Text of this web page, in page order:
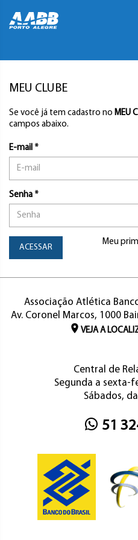
MEU CLUBE
Se você já tem cadastro no MEU
campos abaixo.
E-mail *
Senha *
ACESSAR
Meu
Associação Atlética
Av. Coronel Marcos, 1000
VEJA A
Central de
Segunda a sexta-
Sábados,
51